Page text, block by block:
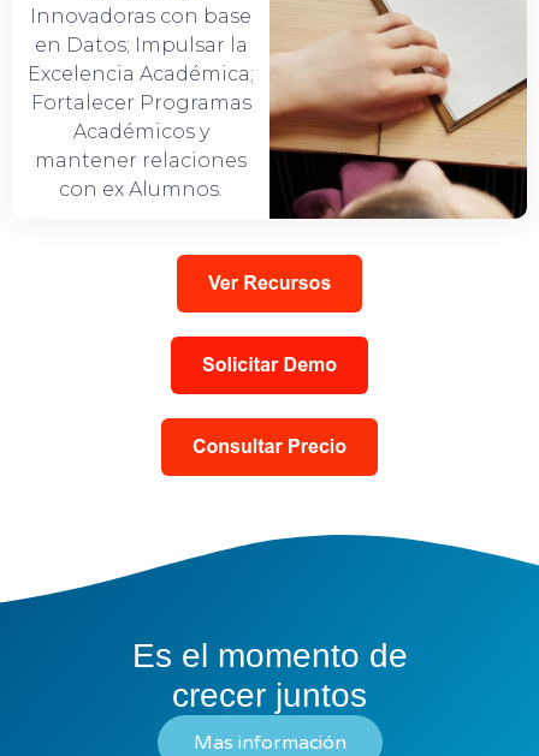
Innovadoras con base
en Datos; Impulsar la
Excelencia Académica;
Fortalecer Programas
Académicos y
mantener relaciones
con ex Alumnos.
Es el momento de
crecer juntos
Mas información